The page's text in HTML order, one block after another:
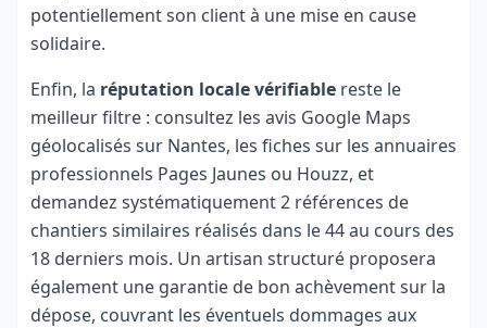
potentiellement son client à une mise en cause
solidaire.
Enfin, la réputation locale vérifiable reste le
meilleur filtre : consultez les avis Google Maps
géolocalisés sur Nantes, les fiches sur les annuaires
professionnels Pages Jaunes ou Houzz, et
demandez systématiquement 2 références de
chantiers similaires réalisés dans le 44 au cours des
18 derniers mois. Un artisan structuré proposera
également une garantie de bon achèvement sur la
dépose, couvrant les éventuels dommages aux